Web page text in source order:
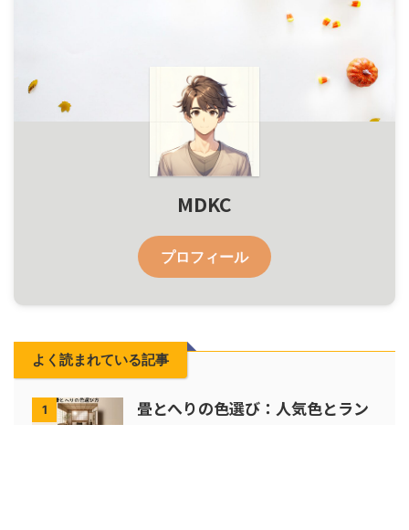
MDKC
プロフィール
よく読まれている記事
1
畳とへりの色選び：人気色とラン